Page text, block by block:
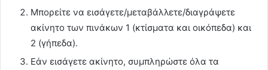
Μπορείτε να εισάγετε/μεταβάλλετε/διαγράψετε
ακίνητο των πινάκων 1 (κτίσματα και οικόπεδα) και
2 (γήπεδα).
Εάν εισάγετε ακίνητο, συμπληρώστε όλα τα